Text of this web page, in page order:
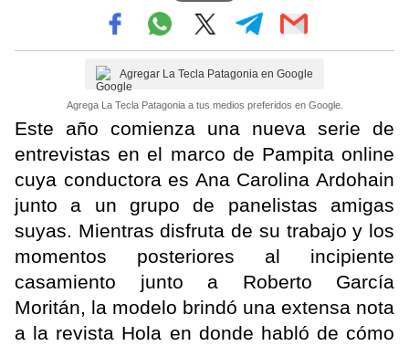
Agregar La Tecla Patagonia en Google
Agrega La Tecla Patagonia a tus medios preferidos en Google.
Este año comienza una nueva serie de
entrevistas en el marco de Pampita online
cuya conductora es Ana Carolina Ardohain
junto a un grupo de panelistas amigas
suyas. Mientras disfruta de su trabajo y los
momentos posteriores al incipiente
casamiento junto a Roberto García
Moritán, la modelo brindó una extensa nota
a la revista Hola en donde habló de cómo